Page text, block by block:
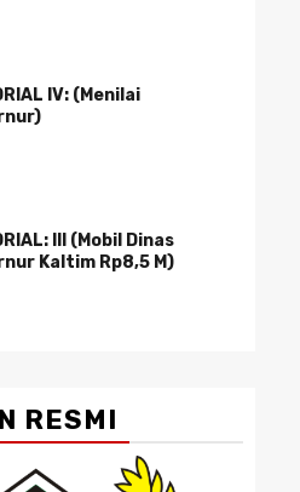
IV: (Menilai
III (Mobil Dinas
Kaltim Rp8,5 M)
RESMI